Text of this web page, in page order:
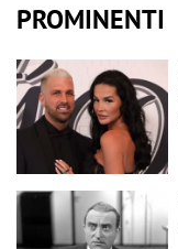
PROMINENTI